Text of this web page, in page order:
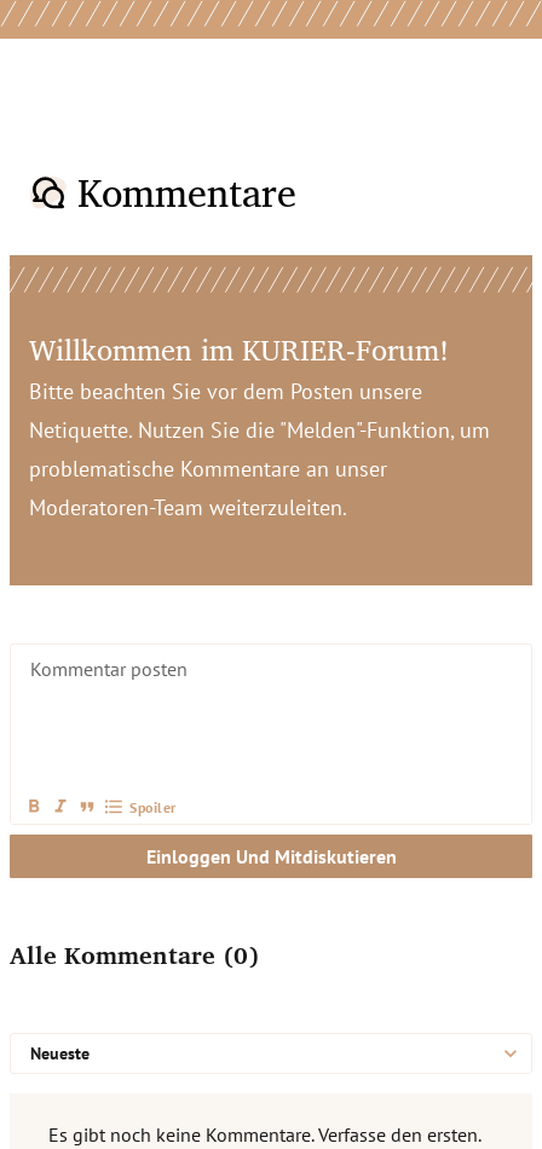
Kommentare